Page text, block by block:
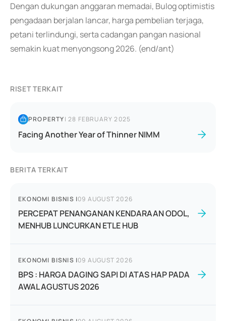
Dengan dukungan anggaran memadai, Bulog optimistis
pengadaan berjalan lancar, harga pembelian terjaga,
petani terlindungi, serta cadangan pangan nasional
semakin kuat menyongsong 2026. (end/ant)
RISET TERKAIT
PROPERTY|28 FEBRUARY 2025
Facing Another Year of Thinner NIMM
BERITA TERKAIT
EKONOMI BISNIS |09 AUGUST 2026
PERCEPAT PENANGANAN KENDARAAN ODOL,
MENHUB LUNCURKAN ETLE HUB
EKONOMI BISNIS |09 AUGUST 2026
BPS : HARGA DAGING SAPI DI ATAS HAP PADA
AWAL AGUSTUS 2026